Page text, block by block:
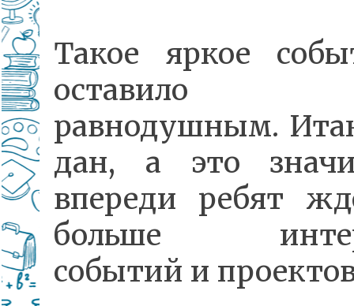
Такое яркое
оставило
равнодушным.
дан, а это
впереди ребят
больше
событий и